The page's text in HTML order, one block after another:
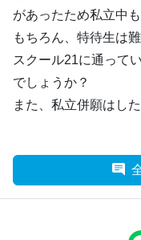
があったため私立中
もちろん、特待生は
スクール21に通って
でしょうか？
また、私立併願はし